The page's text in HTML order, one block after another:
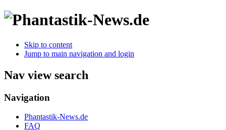
Skip to content
Jump to main navigation and login
Nav view search
Navigation
Phantastik-News.de
FAQ